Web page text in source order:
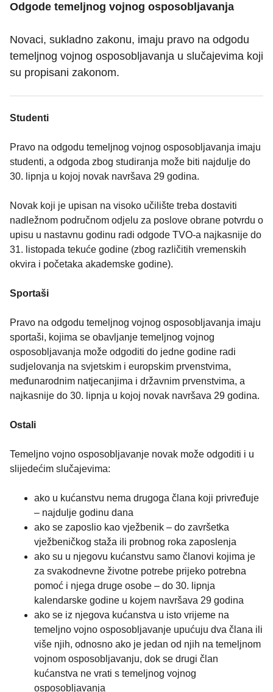
Odgode temeljnog vojnog osposobljavanja
Novaci, sukladno zakonu, imaju pravo na odgodu
temeljnog vojnog osposobljavanja u slučajevima koji
su propisani zakonom.
Studenti
Pravo na odgodu temeljnog vojnog osposobljavanja imaju
studenti, a odgoda zbog studiranja može biti najdulje do
30. lipnja u kojoj novak navršava 29 godina.
Novak koji je upisan na visoko učilište treba dostaviti
nadležnom područnom odjelu za poslove obrane potvrdu o
upisu u nastavnu godinu radi odgode TVO-a najkasnije do
31. listopada tekuće godine (zbog različitih vremenskih
okvira i početaka akademske godine).
Sportaši
Pravo na odgodu temeljnog vojnog osposobljavanja imaju
sportaši, kojima se obavljanje temeljnog vojnog
osposobljavanja može odgoditi do jedne godine radi
sudjelovanja na svjetskim i europskim prvenstvima,
međunarodnim natjecanjima i državnim prvenstvima, a
najkasnije do 30. lipnja u kojoj novak navršava 29 godina.
Ostali
Temeljno vojno osposobljavanje novak može odgoditi i u
slijedećim slučajevima:
ako u kućanstvu nema drugoga člana koji privređuje
– najdulje godinu dana
ako se zaposlio kao vježbenik – do završetka
vježbeničkog staža ili probnog roka zaposlenja
ako su u njegovu kućanstvu samo članovi kojima je
za svakodnevne životne potrebe prijeko potrebna
pomoć i njega druge osobe – do 30. lipnja
kalendarske godine u kojem navršava 29 godina
ako se iz njegova kućanstva u isto vrijeme na
temeljno vojno osposobljavanje upućuju dva člana ili
više njih, odnosno ako je jedan od njih na temeljnom
vojnom osposobljavanju, dok se drugi član
kućanstva ne vrati s temeljnog vojnog
osposobljavanja